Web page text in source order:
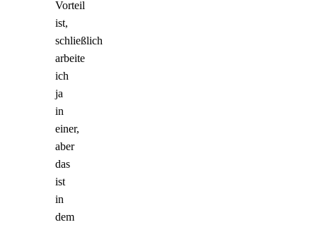
Vorteil
ist,
schließlich
arbeite
ich
ja
in
einer,
aber
das
ist
in
dem